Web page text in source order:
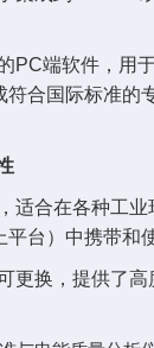
PC端软件，用
符合国际标准的
适合在各种工业
台）中携带和
更换，提供了高